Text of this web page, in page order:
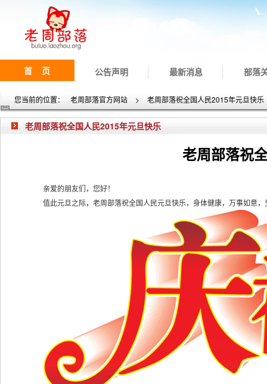
首 页 公告声明 最新消息 部落
您当前的位置： 老周部落官方网站 > 老周部落祝全国人民2015年元旦快乐
老周部落祝全国人民2015年元旦快乐
老周部落祝
亲爱的朋友们，您好！
值此元旦之际，老周部落祝全国人民元旦快乐，身体健康，万事如意